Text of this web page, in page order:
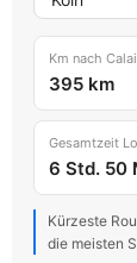
Km nach
395 km
Gesamtzeit
6 Std. 50
Kürzeste
die meisten